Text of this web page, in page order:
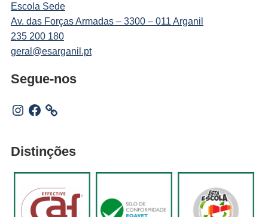
Escola Sede
Av. das Forças Armadas – 3300 – 011 Arganil
235 200 180
geral@esarganil.pt
Segue-nos
Instagram
Facebook
Distinções